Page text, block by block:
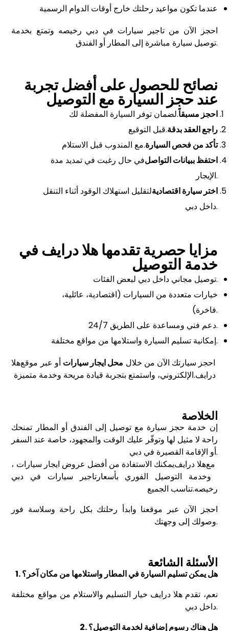
عندما تكون مواعيد رحلتك خارج أوقات الدوام الرسمية
احجز الآن من تاجير سيارات في دبي رخيصه وتمتع بخدمة
توصيل سيارة مباشرة إلى المطار أو الفندق.
نصائح للحصول على أفضل تجربة
عند حجز السيارة مع التوصيل
احجز مسبقاًلضمان توفر السيارة المفضلة لك.
راجع العقد بدقةقبل التوقيع.
تأكد من فحص السيارةمع المندوب قبل الاستلام.
احتفظ ببيانات التواصل
الإيجار.
اختر سيارة اقتصادية
داخل دبي.
مزايا حصرية تقدمها هلا درايف في
خدمة التوصيل
توصيل مجاني داخل دبي لبعض الفئات.
خيارات متعددة من السيارات (اقتصادية، عائلية،
فاخرة).
دعم فني ومساعدة على الطريق 24/7.
إمكانية تسليم السيارة واستلامها من مواقع مختلفة.
احجز سيارتك الآن من خلال محل ايجار سيارات
هلا
درايف
الإلكتروني، واستمتع بتجربة قيادة مريحة وخدمة متميزة.
الخلاصة
إن خدمة حجز سيارة مع توصيل إلى الفندق أو المطار تمنحك
راحة لا مثيل لها وتوفّر عليك الوقت والمجهود، خاصة عند السفر
أو الإقامة القصيرة في دبي.
هلا درايف
، يمكنك الاستفادة من أفضل عروض ايجار سيارات
تاجير سيارات في دبي
رخيصهتناسب الجميع.
احجز الآن عبر موقعنا وابدأ رحلتك بكل راحة وسلاسة فور
وصولك إلى وجهتك.
الأسئلة الشائعة
1. هل يمكن تسليم السيارة في المطار واستلامها من مكان آخر؟
نعم، تقدم هلا درايف خيار التسليم والاستلام من مواقع مختلفة
داخل دبي.
2. هل هناك رسوم إضافية لخدمة التوصيل؟